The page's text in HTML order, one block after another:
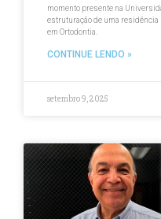
momento presente na
estruturação de uma residência
em Ortodontia.
CONTINUE LENDO »
setembro 9, 2025